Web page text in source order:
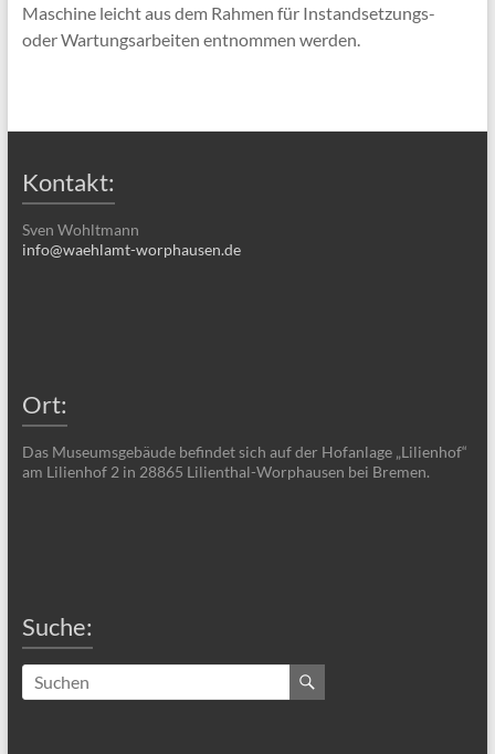
Maschine leicht aus dem Rahmen für Instandsetzungs-
oder Wartungsarbeiten entnommen werden.
Kontakt:
Sven Wohltmann
info@waehlamt-worphausen.de
Ort:
Das Museumsgebäude befindet sich auf der Hofanlage „Lilienhof“
am Lilienhof 2 in 28865 Lilienthal-Worphausen bei Bremen.
Suche: